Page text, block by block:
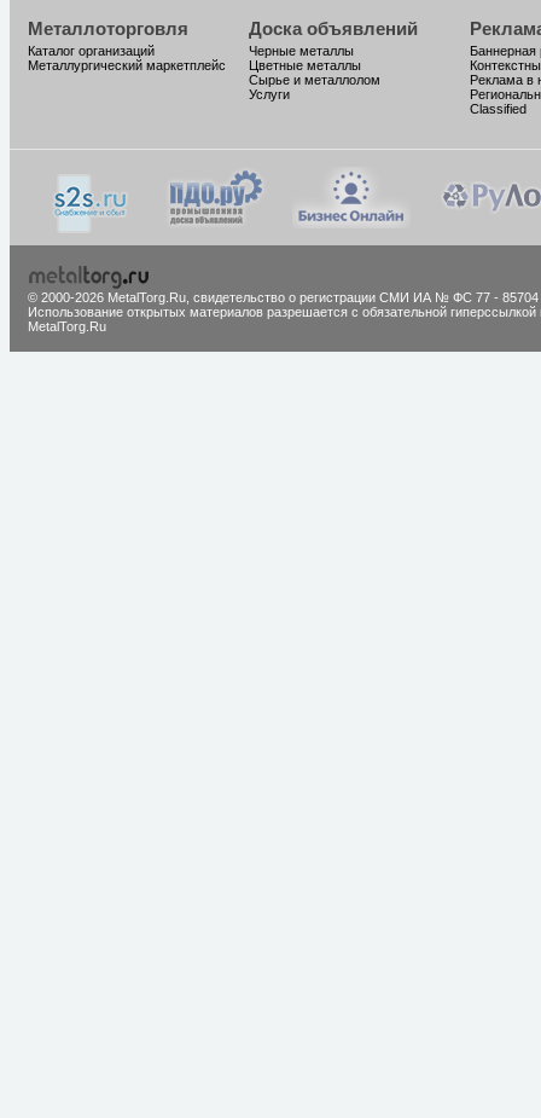
Металлоторговля
Каталог организаций
Металлургический маркетплейс
Доска объявлений
Черные металлы
Цветные металлы
Сырье и металлолом
Услуги
Баннерная
Реклама в
Classified
© 2000-2026 MetalTorg.Ru, cвидетельство о регистрации СМИ ИА № ФС 77 - 85704
Использование открытых материалов разрешается с обязательной гиперссылкой
MetalTorg.Ru